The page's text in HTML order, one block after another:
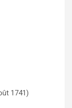
1741)